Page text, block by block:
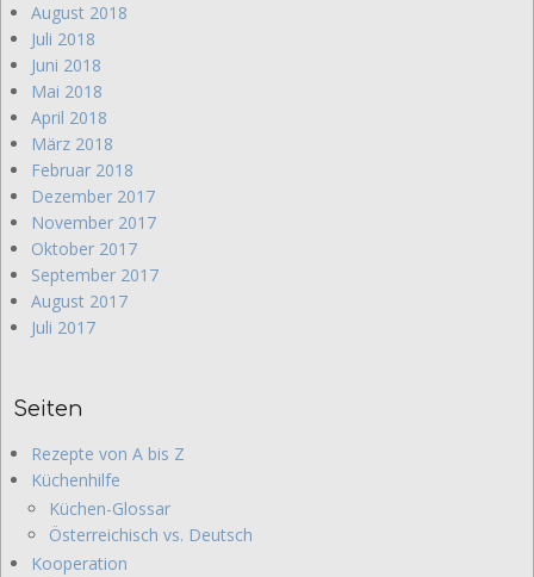
August 2018
Juli 2018
Juni 2018
Mai 2018
April 2018
März 2018
Februar 2018
Dezember 2017
November 2017
Oktober 2017
September 2017
August 2017
Juli 2017
Seiten
Rezepte von A bis Z
Küchenhilfe
Küchen-Glossar
Österreichisch vs. Deutsch
Kooperation